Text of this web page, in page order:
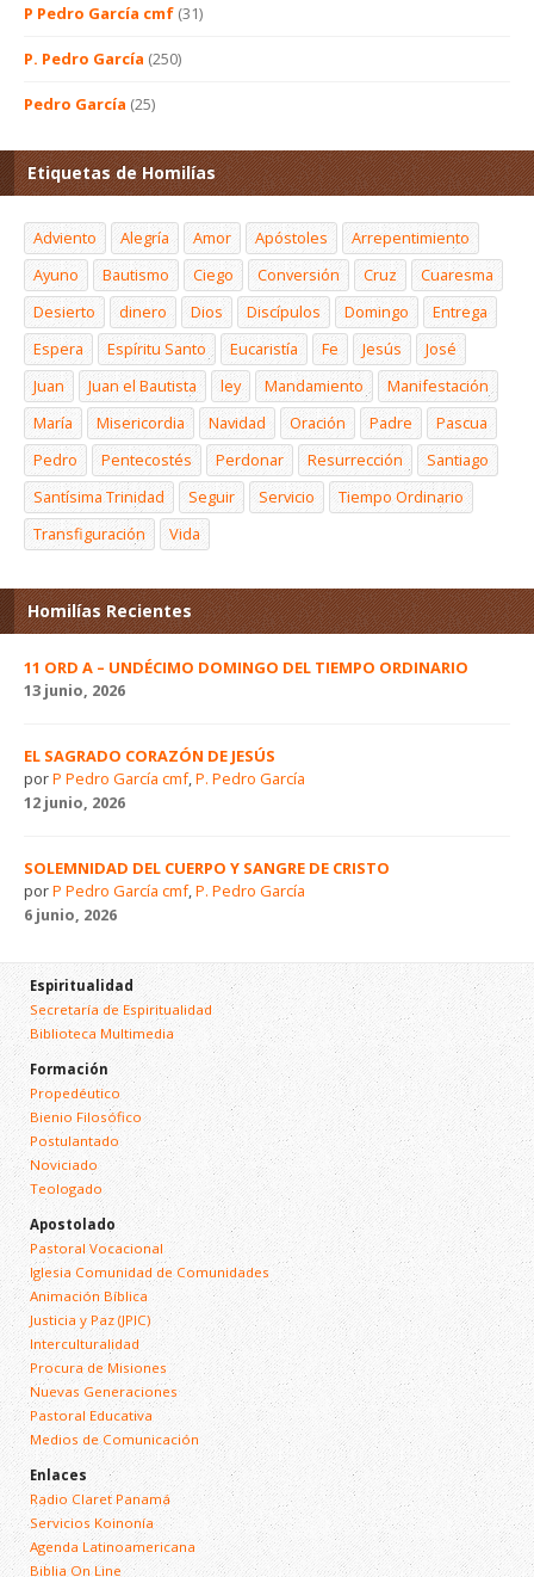
P Pedro García cmf (31)
P. Pedro García (250)
Pedro García (25)
Etiquetas de Homilías
Adviento Alegría Amor Apóstoles
Arrepentimiento
Ayuno
Bautismo Ciego Conversión Cruz
Cuaresma
Desierto
dinero Dios Discípulos Domingo
Entrega
Espera
Espíritu Santo Eucaristía Fe Jesús
José
Juan
Juan el Bautista ley Mandamiento
Manifestación
María
Misericordia Navidad Oración Padre
Pascua
Pedro
Pentecostés Perdonar Resurrección
Santiago
Santísima Trinidad
Seguir Servicio
Tiempo Ordinario
Transfiguración
Vida
Homilías Recientes
11 ORD A – UNDÉCIMO DOMINGO DEL TIEMPO ORDINARIO
13 junio, 2026
EL SAGRADO CORAZÓN DE JESÚS
porP Pedro García cmf,P. Pedro García
12 junio, 2026
SOLEMNIDAD DEL CUERPO Y SANGRE DE CRISTO
porP Pedro García cmf,P. Pedro García
6 junio, 2026
Espiritualidad
Secretaría de Espiritualidad
Biblioteca Multimedia
Formación
Propedéutico
Bienio Filosófico
Postulantado
Noviciado
Teologado
Apostolado
Pastoral Vocacional
Iglesia Comunidad de Comunidades
Animación Bíblica
Justicia y Paz (JPIC)
Interculturalidad
Procura de Misiones
Nuevas Generaciones
Pastoral Educativa
Medios de Comunicación
Enlaces
Radio Claret Panamá
Servicios Koinonía
Agenda Latinoamericana
Biblia On Line